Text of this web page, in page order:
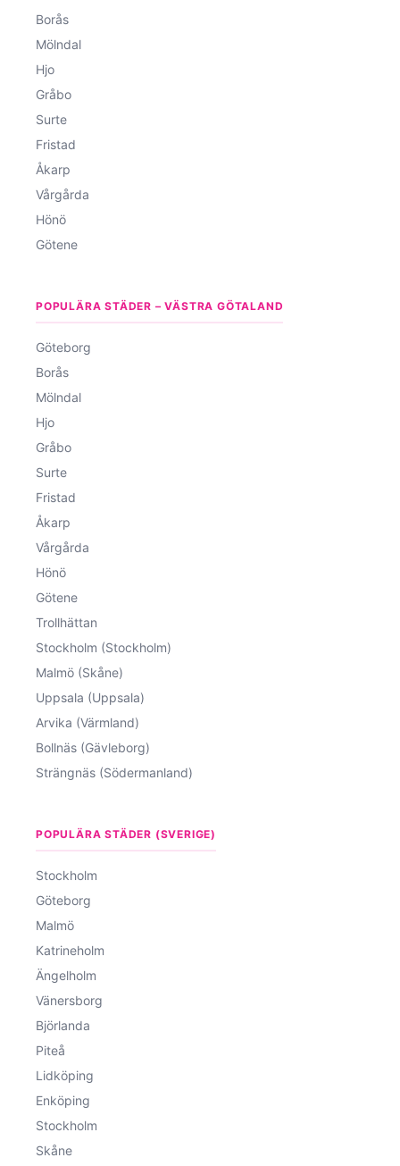
Borås
Mölndal
Hjo
Gråbo
Surte
Fristad
Åkarp
Vårgårda
Hönö
Götene
POPULÄRA STÄDER – VÄSTRA GÖTALAND
Göteborg
Borås
Mölndal
Hjo
Gråbo
Surte
Fristad
Åkarp
Vårgårda
Hönö
Götene
Trollhättan
Stockholm (Stockholm)
Malmö (Skåne)
Uppsala (Uppsala)
Arvika (Värmland)
Bollnäs (Gävleborg)
Strängnäs (Södermanland)
POPULÄRA STÄDER (SVERIGE)
Stockholm
Göteborg
Malmö
Katrineholm
Ängelholm
Vänersborg
Björlanda
Piteå
Lidköping
Enköping
Stockholm
Skåne